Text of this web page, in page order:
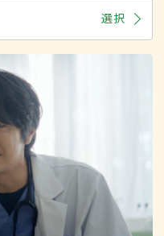
選択